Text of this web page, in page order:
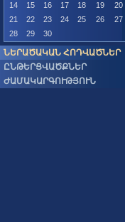
14
15 16 17 18 19
20
21
22 23 24 25 26
27
28
29 30
ՆԵՐԱԾԱԿԱՆ ՀՈԴՎԱԾՆԵՐ
ԸՆԹԵՐՑՎԱԾՔՆԵՐ
ԺԱՄԱԿԱՐԳՈՒԹՅՈՒՆ